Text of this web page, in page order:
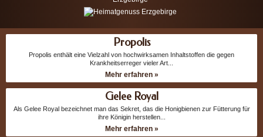
Propolis
Propolis enthält eine Vielzahl von hochwirksamen Inhaltstoffen die gegen
Krankheitserreger vieler Art...
Mehr erfahren »
Gelee Royal
Als Gelee Royal bezeichnet man das Sekret, das die Honigbienen zur Fütterung für
ihre Königin herstellen...
Mehr erfahren »